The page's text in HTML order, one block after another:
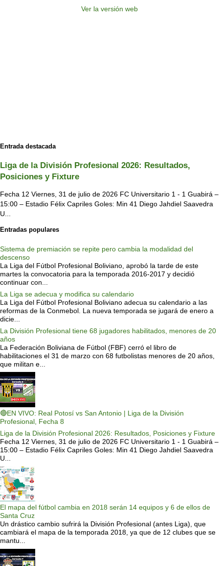
Ver la versión web
Entrada destacada
Liga de la División Profesional 2026: Resultados,
Posiciones y Fixture
Fecha 12 Viernes, 31 de julio de 2026 FC Universitario 1 - 1 Guabirá –
15:00 – Estadio Félix Capriles Goles: Min 41 Diego Jahdiel Saavedra
U...
Entradas populares
Sistema de premiación se repite pero cambia la modalidad del
descenso
La Liga del Fútbol Profesional Boliviano, aprobó la tarde de este
martes la convocatoria para la temporada 2016-2017 y decidió
continuar con...
La Liga se adecua y modifica su calendario
La Liga del Fútbol Profesional Boliviano adecua su calendario a las
reformas de la Conmebol. La nueva temporada se jugará de enero a
dicie...
La División Profesional tiene 68 jugadores habilitados, menores de 20
años
La Federación Boliviana de Fútbol (FBF) cerró el libro de
habilitaciones el 31 de marzo con 68 futbolistas menores de 20 años,
que militan e...
🔴EN VIVO: Real Potosí vs San Antonio | Liga de la División
Profesional, Fecha 8
Liga de la División Profesional 2026: Resultados, Posiciones y Fixture
Fecha 12 Viernes, 31 de julio de 2026 FC Universitario 1 - 1 Guabirá –
15:00 – Estadio Félix Capriles Goles: Min 41 Diego Jahdiel Saavedra
U...
El mapa del fútbol cambia en 2018 serán 14 equipos y 6 de ellos de
Santa Cruz
Un drástico cambio sufrirá la División Profesional (antes Liga), que
cambiará el mapa de la temporada 2018, ya que de 12 clubes que se
mantu...